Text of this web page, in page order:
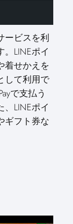
ービスを利
LINEポイ
着せかえを
して利用で
で支払う
LINEポイ
ギフト券な